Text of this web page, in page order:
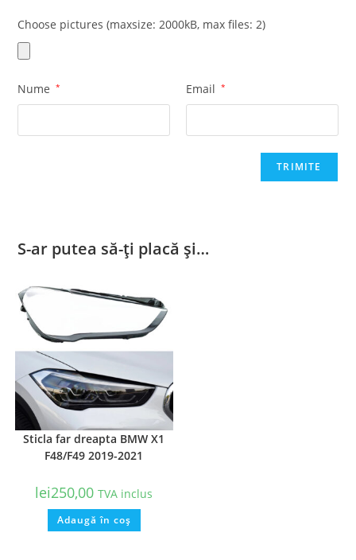
Choose pictures (maxsize: 2000kB, max files: 2)
Nume * Email *
S-ar putea să-ți placă și…
Sticla far dreapta BMW X1
F48/F49 2019-2021
lei250,00 TVA inclus
Adaugă în coș